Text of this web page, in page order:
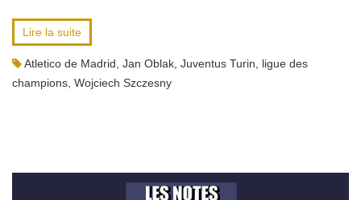
Lire la suite
Atletico de Madrid Jan Oblak Juventus Turin
ligue des
champions Wojciech Szczesny